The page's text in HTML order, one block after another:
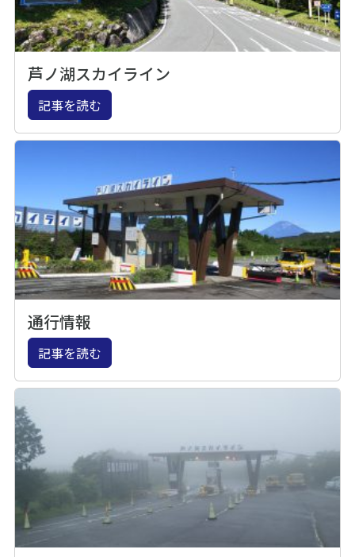
芦ノ湖スカイライン
記事を読む
通行情報
記事を読む